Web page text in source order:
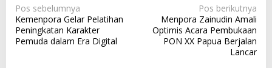
N
a
v
Pos sebelumnya
Kemenpora Gelar Pelatihan
Peningkatan Karakter
Pemuda dalam Era Digital
Pos berikutnya
Menpora Zainudin Amali
Optimis Acara Pembukaan
PON XX Papua Berjalan
Lancar